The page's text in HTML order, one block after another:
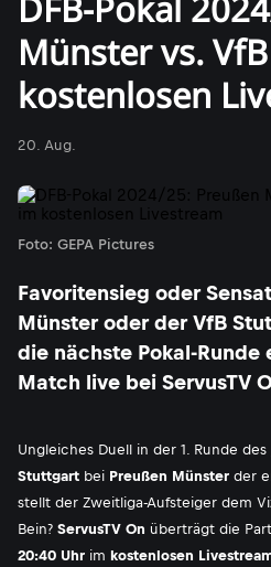
Münster vs.
kostenlosen
20. Aug.
Foto: GEPA Pictures
Favoritensieg oder
Münster oder der VfB
die nächste Pokal-Runde
Match live bei ServusTV
Ungleiches Duell in der 1. Runde des
Stuttgart bei Preußen Münster der
stellt der Zweitliga-Aufsteiger dem
Bein? ServusTV On überträgt die
20:40 Uhr im kostenlosen